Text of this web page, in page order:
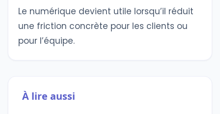
Le numérique devient utile lorsqu’il réduit
une friction concrète pour les clients ou
pour l’équipe.
À lire aussi